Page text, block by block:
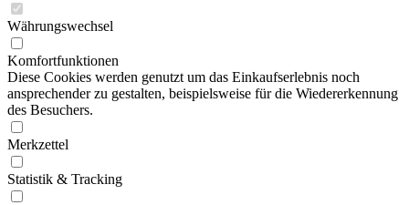
Währungswechsel
Komfortfunktionen
Diese Cookies werden genutzt um das Einkaufserlebnis noch
ansprechender zu gestalten, beispielsweise für die Wiedererkennung
des Besuchers.
Merkzettel
Statistik & Tracking